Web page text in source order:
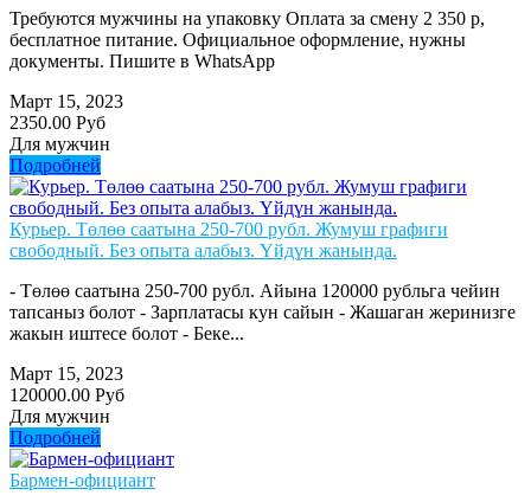
Требуются мужчины на упаковку Оплата за смену 2 350 р,
бесплатное питание. Официальное оформление, нужны
документы. Пишите в WhatsApp
Март 15, 2023
2350.00 Руб
Для мужчин
Подробней
Курьер. Төлөө саатына 250-700 рубл. Жумуш графиги
свободный. Без опыта алабыз. Үйдүн жанында.
- Төлөө саатына 250-700 рубл. Айына 120000 рубльга чейин
тапсаныз болот - Зарплатасы кун сайын - Жашаган жеринизге
жакын иштесе болот - Беке...
Март 15, 2023
120000.00 Руб
Для мужчин
Подробней
Бармен-официант